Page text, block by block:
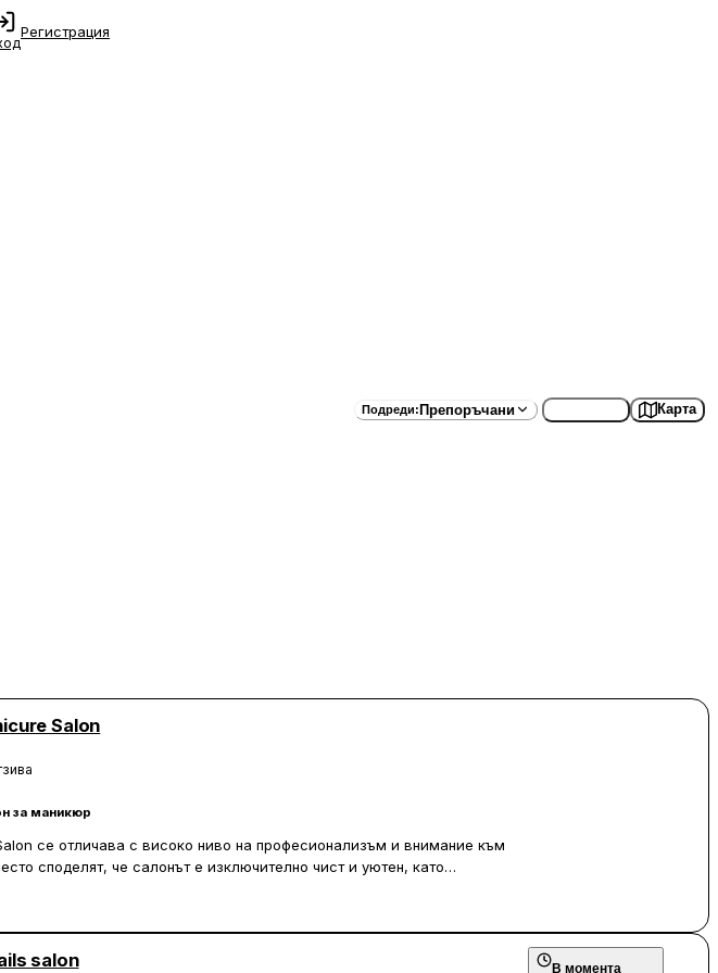
Регистрация
Подреди:Препоръчани Карта
Salon
за маникюр
се отличава с високо ниво на професионализъм и внимание към
споделят, че салонът е изключително чист и уютен, като
подход към всеки клиент. Материалите, с които се работи, са с
които предлагат, са разнообразни и включват решения дори
гел лак.
salon В момента